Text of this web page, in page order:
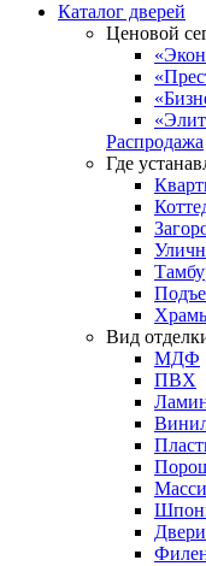
Каталог дверей
Ценовой
Распродажа
Где
Вид
МДФ
ПВХ